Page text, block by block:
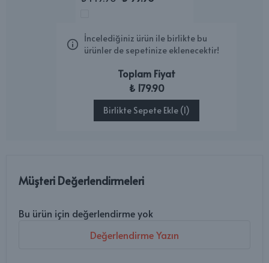
İncelediğiniz ürün ile birlikte bu
ürünler de sepetinize eklenecektir!
Toplam Fiyat
₺ 179.90
Birlikte Sepete Ekle (1)
Müşteri Değerlendirmeleri
Bu ürün için değerlendirme yok
Değerlendirme Yazın